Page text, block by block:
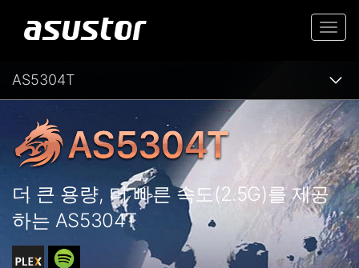
AS5304T
더 큰 용량, 더 빠른 속도(2.5G)를 제공
하는 AS5304T